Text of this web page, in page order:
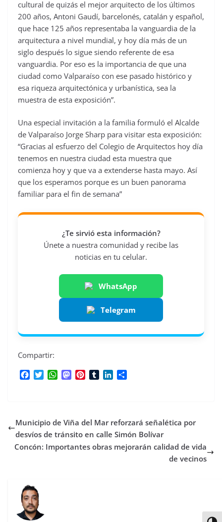
cultural de quizás el mejor arquitecto de los últimos
200 años, Antoni Gaudí, barcelonés, catalán y español,
que hace 125 años representaba la vanguardia de la
arquitectura a nivel mundial, y hoy día más de un
siglo después lo sigue siendo referente de esa
vanguardia. Por eso es la importancia de que una
ciudad como Valparaíso con ese pasado histórico y
esa riqueza arquitectónica y urbanística, sea la
muestra de esta exposición”.
Una especial invitación a la familia formuló el Alcalde
de Valparaíso Jorge Sharp para visitar esta exposición:
“Gracias al esfuerzo del Colegio de Arquitectos hoy día
tenemos en nuestra ciudad esta muestra que
comienza hoy y que va a extenderse hasta mayo. Así
que los esperamos porque es un buen panorama
familiar para el fin de semana”
¿Te sirvió esta información?
Únete a nuestra comunidad y recibe las
noticias en tu celular.
WhatsApp
Telegram
Compartir:
o
o
k
e
r
W
A
p
p
M
d
o
n
r
e
s
r
d
I
n
r
t
i
Municipio de Viña del Mar reforzará señalética por
desvíos de tránsito en calle Simón Bolívar
Concón: Importantes obras mejorarán calidad de vida
de vecinos